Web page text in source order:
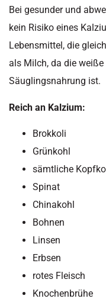
Bei gesunder und
kein Risiko eines
Lebensmittel, die
als Milch, da die
Säuglingsnahrung ist.
Reich an Kalzium:
Brokkoli
Grünkohl
sämtliche
Spinat
Chinakohl
Bohnen
Linsen
Erbsen
rotes Fleisch
Knochenbrühe